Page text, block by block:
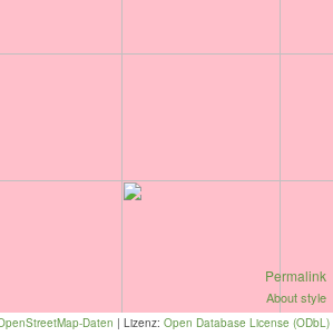
Permalink
About style
Daten | Lizenz: Open Database License (ODbL)